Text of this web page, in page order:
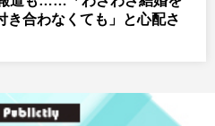
き合わなくても」と心配さ